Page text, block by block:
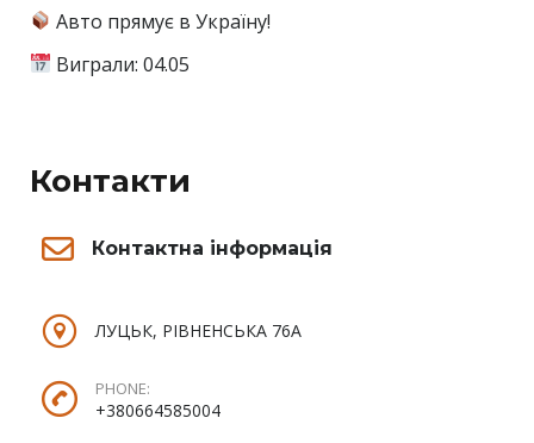
Авто прямує в Україну!
Виграли: 04.05
Контакти
Контактна інформація
ЛУЦЬК, РІВНЕНСЬКА 76А
PHONE:
+380664585004